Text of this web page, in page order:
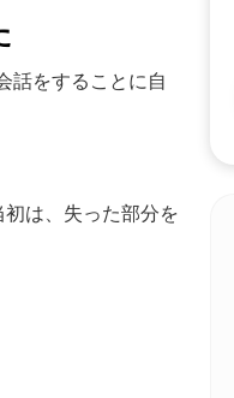
話をすることに自
は、失った部分を